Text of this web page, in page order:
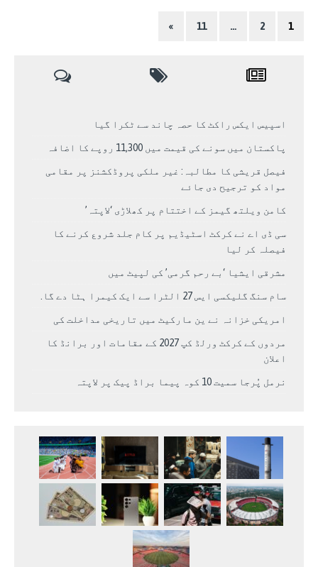
1
2
…
11
»
اسپیس ایکس راکٹ کا حصہ چاند سے ٹکرا گیا
پاکستان میں سونے کی قیمت میں 11,300 روپے کا اضافہ
فیصل قریشی کا مطالبہ: غیر ملکی پروڈکشنز پر مقامی
مواد کو ترجیح دی جائے
کامن ویلتھ گیمز کے اختتام پر کھلاڑی ‘لاپتہ’
سی ڈی اے نے کرکٹ اسٹیڈیم پر کام جلد شروع کرنے کا
فیصلہ کر لیا
مشرقی ایشیا ‘بے رحم گرمی’ کی لپیٹ میں
سام سنگ گلیکسی ایس 27 الٹرا سے ایک کیمرا ہٹا دے گا.
امریکی خزانہ نے ین مارکیٹ میں تاریخی مداخلت کی
مردوں کے کرکٹ ورلڈ کپ 2027 کے مقامات اور برانڈ کا
اعلان
نرمل پُرجا سمیت 10 کوہ پیما براڈ پیک پر لاپتہ